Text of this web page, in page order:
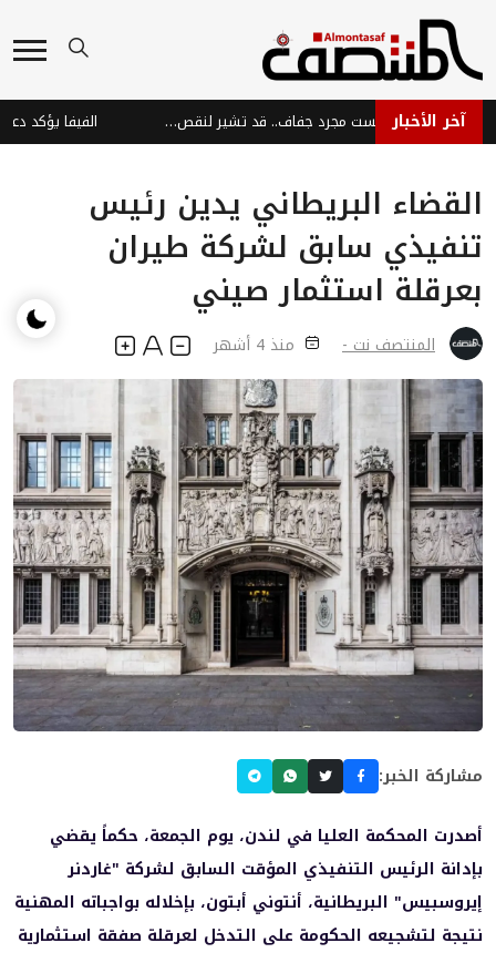
آخر الأخبار تشققات زوايا الفم: ليست مجرد جفاف.. قد تشير لنقص فيتامينات وحديد!
القضاء البريطاني يدين رئيس
تنفيذي سابق لشركة طيران
بعرقلة استثمار صيني
المنتصف نت - منذ 4 أشهر
مشاركة الخبر:
أصدرت المحكمة العليا في لندن، يوم الجمعة، حكماً يقضي
بإدانة الرئيس التنفيذي المؤقت السابق لشركة "غاردنر
إيروسبيس" البريطانية، أنتوني أبتون، بإخلاله بواجباته المهنية
نتيجة لتشجيعه الحكومة على التدخل لعرقلة صفقة استثمارية